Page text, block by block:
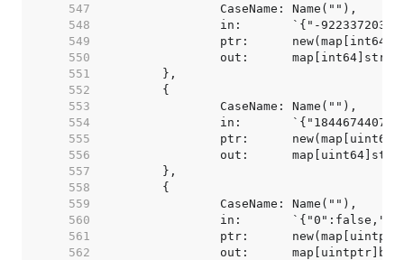
   547
   548
   549
   550
   551
   552
   553
   554
   555
   556
   557
   558
   559
   560
   561
   562